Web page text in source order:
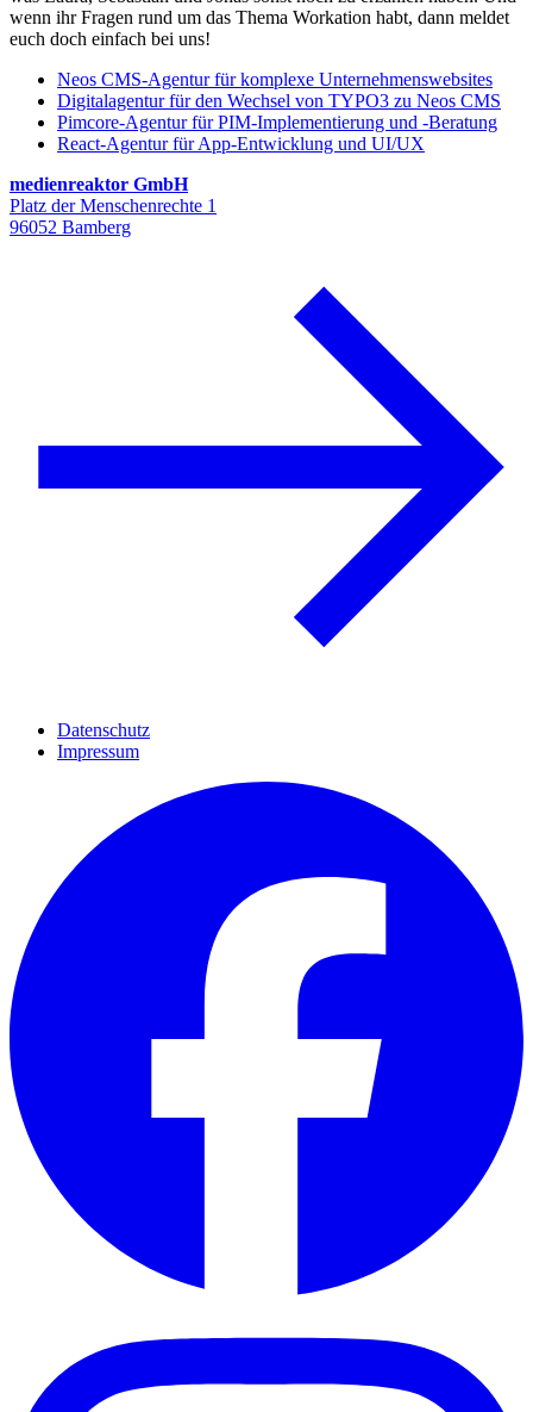
wenn ihr Fragen rund um das Thema Workation habt, dann meldet
euch doch einfach bei uns!
Neos CMS-Agentur für komplexe Unternehmenswebsites
Digitalagentur für den Wechsel von TYPO3 zu Neos CMS
Pimcore-Agentur für PIM-Implementierung und -Beratung
React-Agentur für App-Entwicklung und UI/UX
medienreaktor GmbH
Platz der Menschenrechte 1
96052 Bamberg
Datenschutz
Impressum